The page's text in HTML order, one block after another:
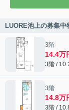
LUORE池上の募集中
3階
14.4万
3階 /
3階
14.8万
3階 /